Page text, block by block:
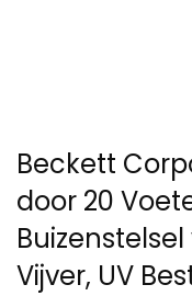
Beckett
door 20
Vijver, UV